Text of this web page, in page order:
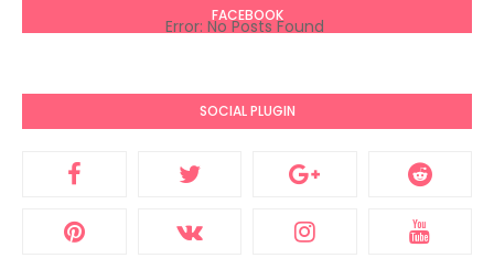
FACEBOOK
Error: No Posts Found
SOCIAL PLUGIN